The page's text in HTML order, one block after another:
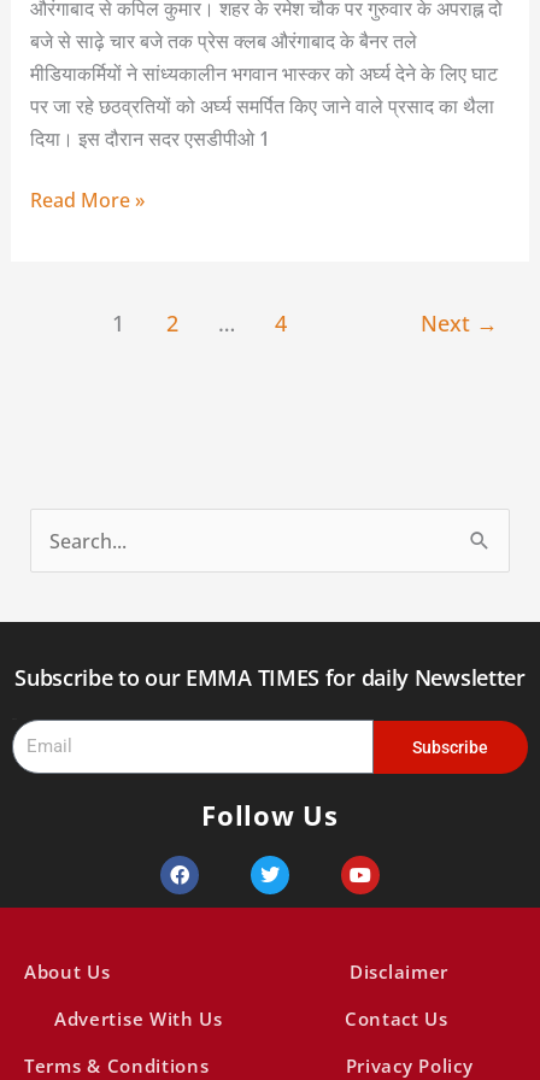
औरंगाबाद से कपिल कुमार। शहर के रमेश चौक पर गुरुवार के अपराह्न दो
बजे से साढ़े चार बजे तक प्रेस क्लब औरंगाबाद के बैनर तले
मीडियाकर्मियों ने सांध्यकालीन भगवान भास्कर को अर्घ्य देने के लिए घाट
पर जा रहे छठव्रतियों को अर्घ्य समर्पित किए जाने वाले प्रसाद का थैला
दिया। इस दौरान सदर एसडीपीओ 1
Read More »
1 2 … 4 Next →
a
h
f
Subscribe to our EMMA TIMES for daily Newsletter
Subscribe
Follow Us
F
a
c
T
w
i
Y
o
u
b
e
About Us
Disclaimer
Advertise With Us
Contact Us
Terms & Conditions
Privacy Policy